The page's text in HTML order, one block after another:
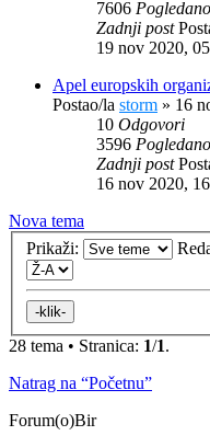
7606 Pogledano
Zadnji post
19 nov 2020,
Apel europskih
Postao/la storm » 16
10 Odgovori
3596 Pogledano
Zadnji post
16 nov 2020,
Nova tema
Prikaži:
28 tema • Stranica: 1/1.
Natrag na “Početnu”
Forum(o)Bir